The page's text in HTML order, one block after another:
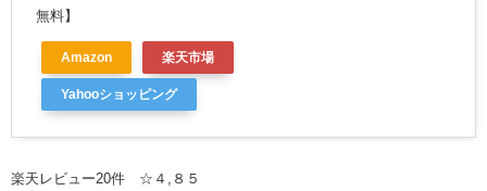
無料】
Amazon 楽天市場
Yahooショッピング
楽天レビュー20件 ☆４,８５